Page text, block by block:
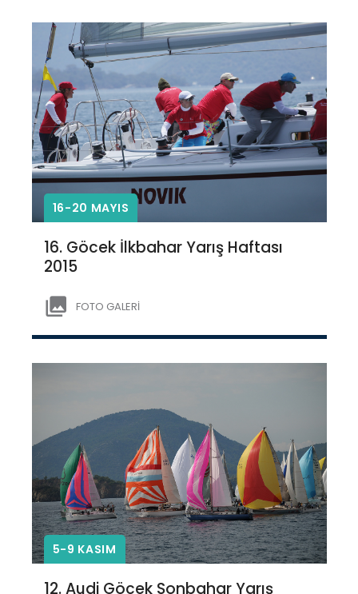
16-20 MAYIS
16. Göcek İlkbahar Yarış Haftası
2015
FOTO GALERİ
5-9 KASIM
12. Audi Göcek Sonbahar Yarış